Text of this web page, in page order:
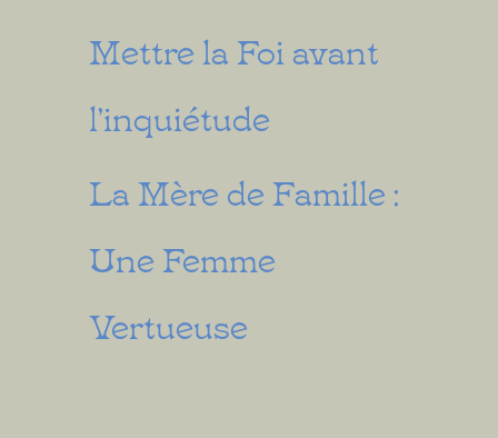
Mettre la Foi avant
l’inquiétude
La Mère de Famille :
Une Femme
Vertueuse